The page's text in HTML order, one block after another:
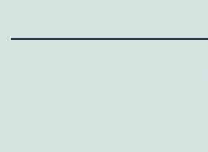
premios